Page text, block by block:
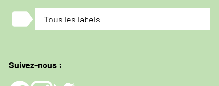
label Tous les labels
Suivez-nous :